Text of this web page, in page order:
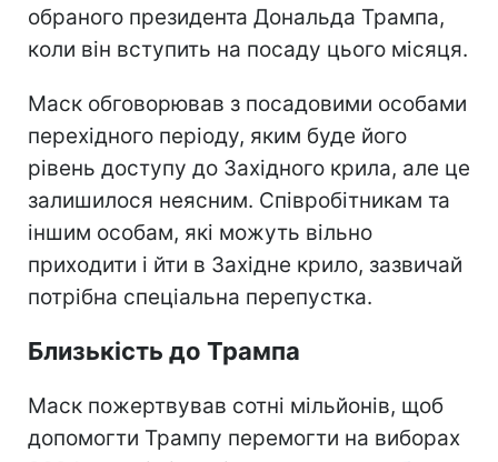
обраного президента Дональда Трампа,
коли він вступить на посаду цього місяця.
Маск обговорював з посадовими особами
перехідного періоду, яким буде його
рівень доступу до Західного крила, але це
залишилося неясним. Співробітникам та
іншим особам, які можуть вільно
приходити і йти в Західне крило, зазвичай
потрібна спеціальна перепустка.
Близькість до Трампа
Маск пожертвував сотні мільйонів, щоб
допомогти Трампу перемогти на виборах